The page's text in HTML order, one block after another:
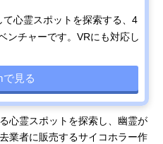
心霊スポットを探索する、4
ンチャーです。VRにも対応し
で見る
心霊スポットを探索し、幽霊が
業者に販売するサイコホラー作